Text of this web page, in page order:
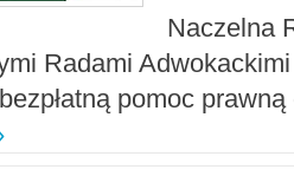
Naczelna
Radami Adwokackimi
pomoc